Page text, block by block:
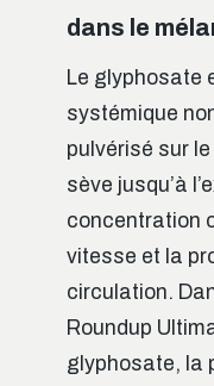
dans le
Le glyphosate
systémique
pulvérisé sur
sève jusqu’à
concentration
vitesse et la
circulation.
Roundup
glyphosate, la